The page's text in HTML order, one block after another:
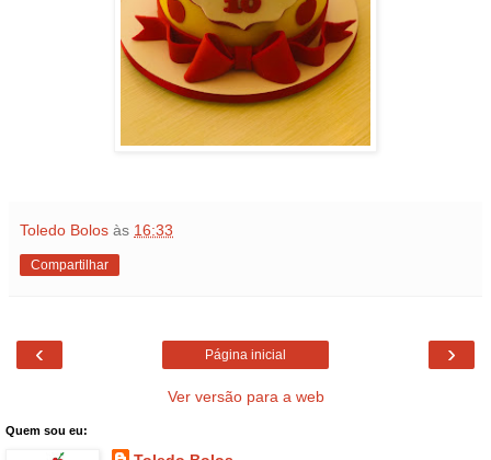
Toledo Bolos às 16:33
Compartilhar
‹ ›
Página inicial
Ver versão para a web
Quem sou eu: